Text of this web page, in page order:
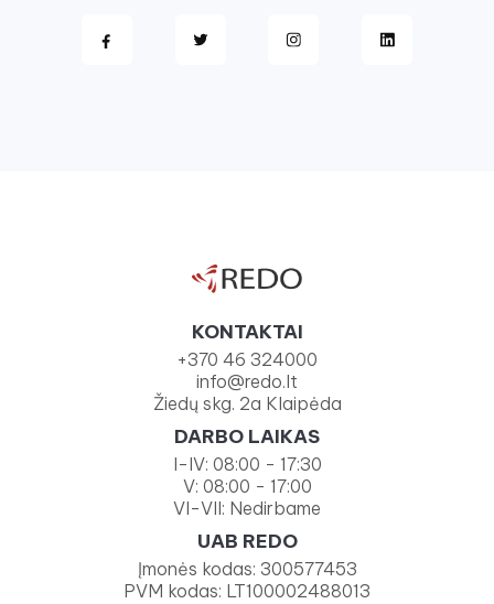
KONTAKTAI
+370 46 324000
info@redo.lt
Žiedų skg. 2a Klaipėda
DARBO LAIKAS
I-IV: 08:00 - 17:30
V: 08:00 - 17:00
VI-VII: Nedirbame
UAB REDO
Įmonės kodas: 300577453
PVM kodas: LT100002488013